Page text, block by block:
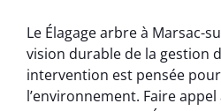
Le Élagage arbre à Marsac-
vision durable de la gestion
intervention est pensée
l’environnement. Faire